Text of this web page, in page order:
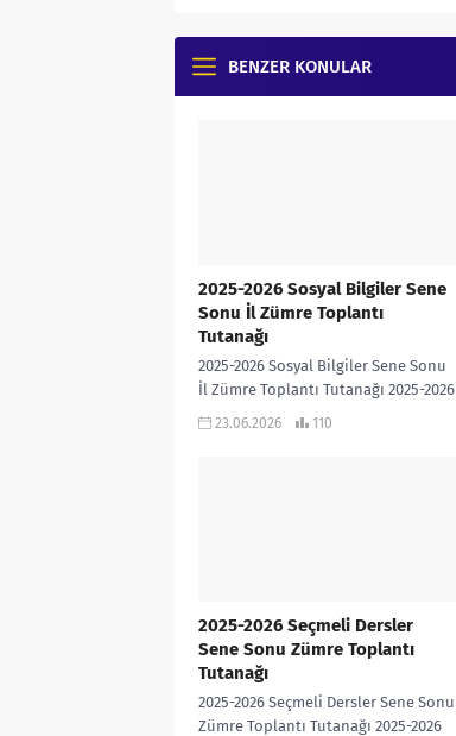
BENZER KONULAR
2025-2026 Sosyal Bilgiler Sene
Sonu İl Zümre Toplantı
Tutanağı
2025-2026 Sosyal Bilgiler Sene Sonu
İl Zümre Toplantı Tutanağı 2025-2026
Sosyal Bilgiler Sene Sonu İl Zümre
23.06.2026 110
2025-2026 Seçmeli Dersler
Sene Sonu Zümre Toplantı
Tutanağı
2025-2026 Seçmeli Dersler Sene Sonu
Zümre Toplantı Tutanağı 2025-2026